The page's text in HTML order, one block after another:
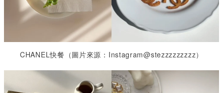
CHANEL快餐（圖片來源： Instagram@stezzzzzzzzz）